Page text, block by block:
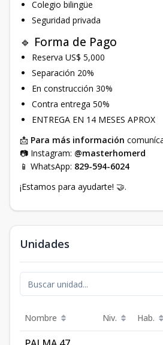
Colegio bilingüe
Seguridad privada
🔹 Forma de Pago
Reserva US$ 5,000
Separación 20%
En construcción 30%
Contra entrega 50%
ENTREGA EN 14 MESES APROX
📩 Para más información
📷 Instagram: @masterhomerd
📱 WhatsApp: 829-594-6024
¡Estamos para ayudarte! 🤝.
Unidades
Nombre Niv. Hab.